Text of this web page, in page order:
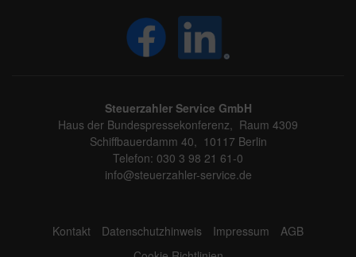
Steuerzahler Service GmbH
Haus der Bundespressekonferenz, Raum 4309
Schiffbauerdamm 40, 10117 Berlin
Telefon: 030 3 98 21 61-0
info@steuerzahler-service.de
Kontakt Datenschutzhinweis Impressum
AGB